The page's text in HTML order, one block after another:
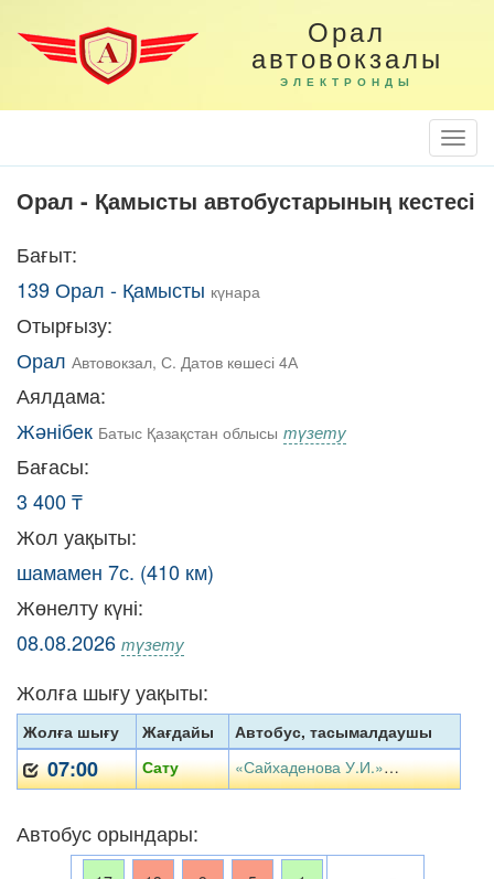
Орал
автовокзалы
ЭЛЕКТРОНДЫ
Орал - Қамысты автобустарының кестесі
Бағыт:
139 Орал - Қамысты күнара
Отырғызу:
Орал Автовокзал, С. Датов көшесі 4А
Аялдама:
Жәнібек Батыс Қазақстан облысы түзету
Бағасы:
3 400 ₸
Жол уақыты:
шамамен 7с. (410 км)
Жөнелту күні:
08.08.2026 түзету
Жолға шығу уақыты:
Жолға шығу Жағдайы Автобус, тасымалдаушы
07:00 Сату «Сайхаденова У.И.» ЖК
Автобус орындары: